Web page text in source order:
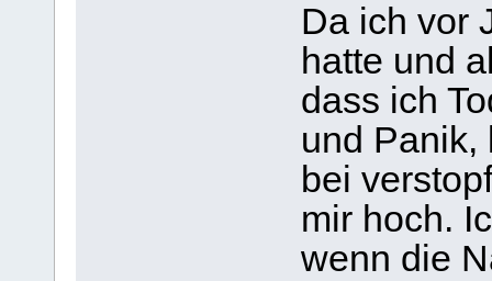
Da ich vor
hatte und
dass ich
und Panik,
bei
mir hoch.
wenn die